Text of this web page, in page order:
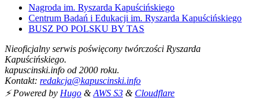
Nagroda im. Ryszarda Kapuścińskiego
Centrum Badań i Edukacji im. Ryszarda Kapuścińskiego
BUSZ PO POLSKU BY TAS
Nieoficjalny serwis poświęcony twórczości Ryszarda
Kapuścińskiego.
kapuscinski.info od 2000 roku.
Kontakt: redakcja@kapuscinski.info
⚡ Powered by Hugo & AWS S3 & Cloudflare